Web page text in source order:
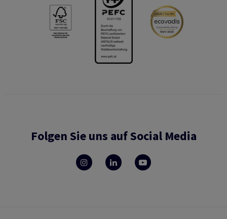
Folgen Sie uns auf Social Media